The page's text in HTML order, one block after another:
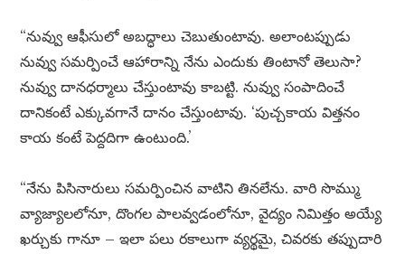
“నువ్వు ఆఫీసులో అబద్ధాలు చెబుతుంటావు. అలాంటప్పుడు
నువ్వు సమర్పించే ఆహారాన్ని నేను ఎందుకు తింటానో తెలుసా?
నువ్వు దానధర్మాలు చేస్తుంటావు కాబట్టి. నువ్వు సంపాదించే
దానికంటే ఎక్కువగానే దానం చేస్తుంటావు. ‘పుచ్చకాయ విత్తనం
కాయ కంటే పెద్దదిగా ఉంటుంది.’
“నేను పిసినారులు సమర్పించిన వాటిని తినలేను. వారి సొమ్ము
వ్యాజ్యాలలోనూ, దొంగల పాలవ్వడంలోనూ, వైద్యం నిమిత్తం అయ్యే
ఖర్చుకు గానూ – ఇలా పలు రకాలుగా వ్యర్థమై, చివరకు తప్పుదారి